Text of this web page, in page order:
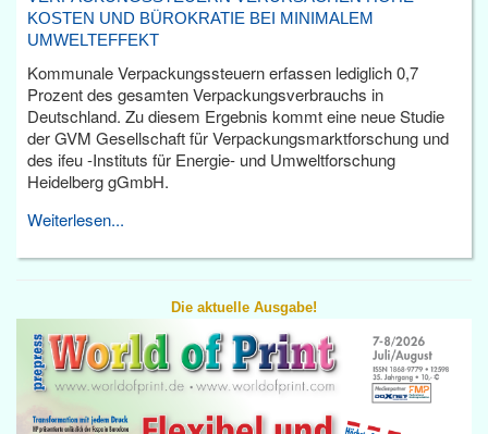
KOSTEN UND BÜROKRATIE BEI MINIMALEM
UMWELTEFFEKT
Kommunale Verpackungssteuern erfassen lediglich 0,7
Prozent des gesamten Verpackungsverbrauchs in
Deutschland. Zu diesem Ergebnis kommt eine neue Studie
der GVM Gesellschaft für Verpackungsmarktforschung und
des ifeu -Instituts für Energie- und Umweltforschung
Heidelberg gGmbH.
Weiterlesen...
Die aktuelle Ausgabe!